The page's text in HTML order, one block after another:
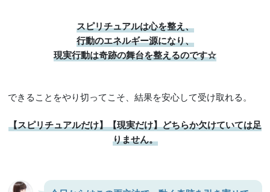
スピリチュアルは心を整え、
行動のエネルギー源になり、
現実行動は奇跡の舞台を整えるのです☆
できることをやり切ってこそ、結果を安心して受け取れる。
【スピリチュアルだけ】【現実だけ】どちらか欠けていては足
りません。